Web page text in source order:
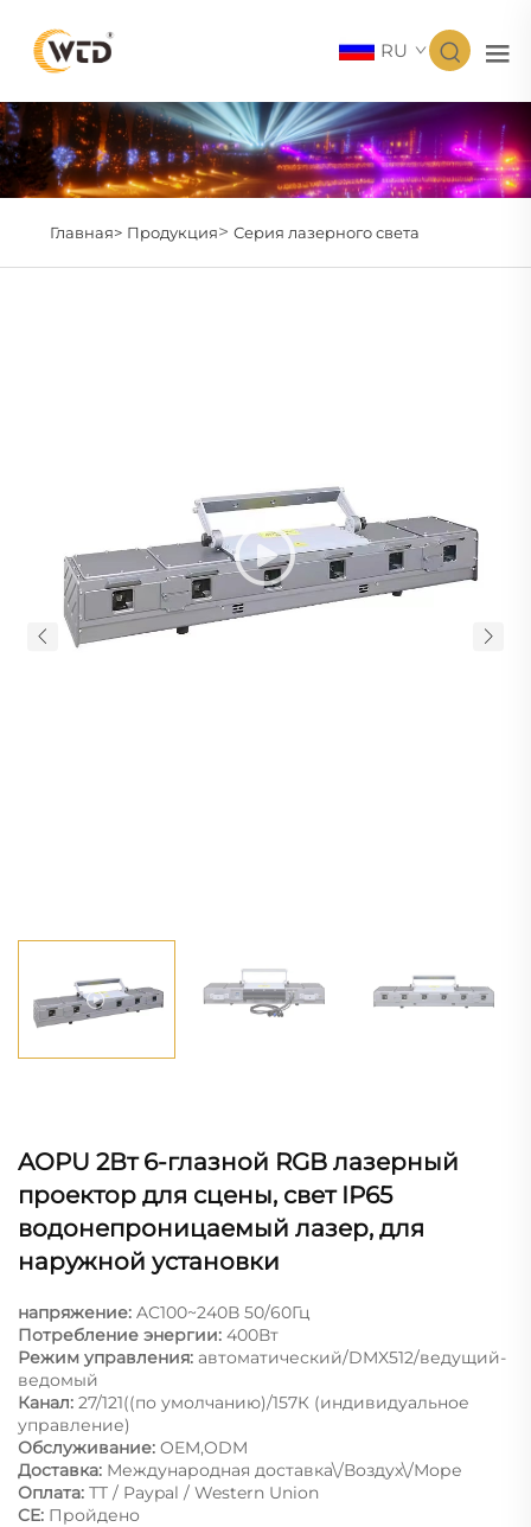
RU
Главная> Продукция> Серия лазерного света
AOPU 2Вт 6-глазной RGB лазерный
проектор для сцены, свет IP65
водонепроницаемый лазер, для
наружной установки
напряжение: AC100~240В 50/60Гц
Потребление энергии: 400Вт
Режим управления: автоматический/DMX512/ведущий-
ведомый
Канал: 27/121((по умолчанию)/157К (индивидуальное
управление)
Обслуживание: OEM,ODM
Доставка: Международная доставка\/Воздух\/Море
Оплата: ТТ / Paypal / Western Union
CE: Пройдено